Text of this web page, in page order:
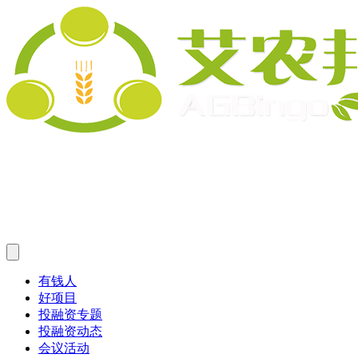
有钱人
好项目
投融资专题
投融资动态
会议活动